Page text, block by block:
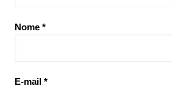
Nome *
E-mail *